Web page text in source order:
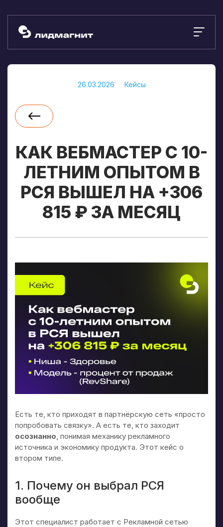
26.03.2026 Кейсы
КАК ВЕБМАСТЕР С 10-
ЛЕТНИМ ОПЫТОМ В
РСЯ ВЫШЕЛ НА +306
815 ₽ ЗА МЕСЯЦ
Есть те, кто приходят в партнёрскую сеть «просто
попробовать связку». А есть те, кто заходит
осознанно , понимая механику рекламного
источника и экономику продукта. Этот кейс о
втором типе.
1. Почему он выбрал РСЯ
вообще
Этот специалист работает с Рекламной сетью